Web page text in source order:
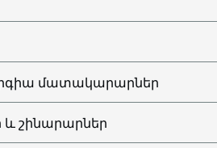
մատակարարներ
շինարարներ